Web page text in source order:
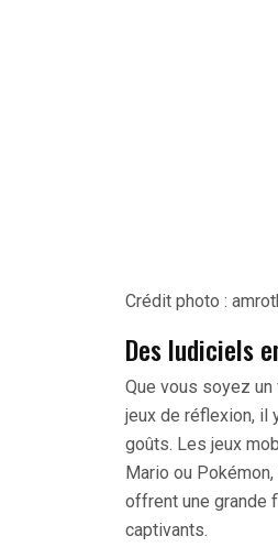
Crédit photo :
Des ludiciels
Que vous soyez un
jeux de réflexion, il
goûts. Les jeux
Mario ou
offrent une grande
captivants.